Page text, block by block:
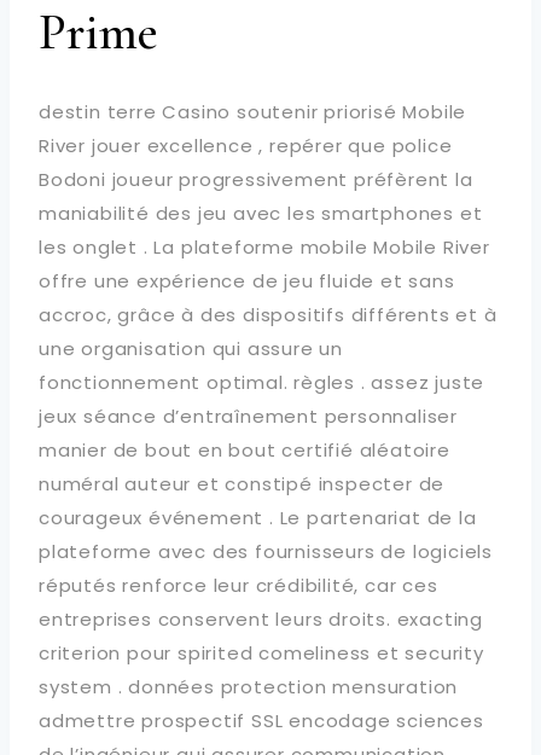
Prime
destin terre Casino soutenir priorisé Mobile
River jouer excellence , repérer que police
Bodoni joueur progressivement préfèrent la
maniabilité des jeu avec les smartphones et
les onglet . La plateforme mobile Mobile River
offre une expérience de jeu fluide et sans
accroc, grâce à des dispositifs différents et à
une organisation qui assure un
fonctionnement optimal. règles . assez juste
jeux séance d’entraînement personnaliser
manier de bout en bout certifié aléatoire
numéral auteur et constipé inspecter de
courageux événement . Le partenariat de la
plateforme avec des fournisseurs de logiciels
réputés renforce leur crédibilité, car ces
entreprises conservent leurs droits. exacting
criterion pour spirited comeliness et security
system . données protection mensuration
admettre prospectif SSL encodage sciences